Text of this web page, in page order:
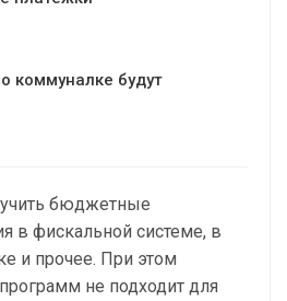
коммуналке будут
бюджетные
в фискальной системе, в
и прочее. При этом
не подходит для